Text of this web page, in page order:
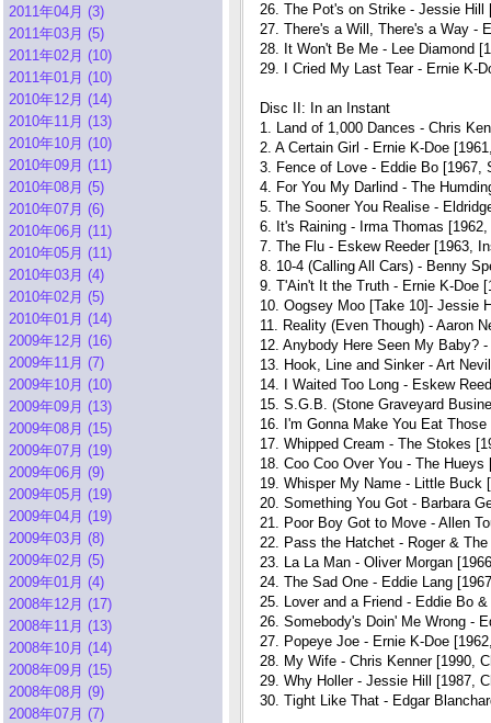
2011年04月 (3)
2011年03月 (5)
2011年02月 (10)
2011年01月 (10)
2010年12月 (14)
2010年11月 (13)
2010年10月 (10)
2010年09月 (11)
2010年08月 (5)
2010年07月 (6)
2010年06月 (11)
2010年05月 (11)
2010年03月 (4)
2010年02月 (5)
2010年01月 (14)
2009年12月 (16)
2009年11月 (7)
2009年10月 (10)
2009年09月 (13)
2009年08月 (15)
2009年07月 (19)
2009年06月 (9)
2009年05月 (19)
2009年04月 (19)
2009年03月 (8)
2009年02月 (5)
2009年01月 (4)
2008年12月 (17)
2008年11月 (13)
2008年10月 (14)
2008年09月 (15)
2008年08月 (9)
2008年07月 (7)
26. The Pot's on Strike - Jessie Hill
27. There's a Will, There's a Way -
28. It Won't Be Me - Lee Diamond
29. I Cried My Last Tear - Ernie K-
Disc II: In an Instant
1. Land of 1,000 Dances - Chris
2. A Certain Girl - Ernie K-Doe
3. Fence of Love - Eddie Bo [1967,
4. For You My Darlind - The
5. The Sooner You Realise -
6. It's Raining - Irma Thomas
7. The Flu - Eskew Reeder [1963,
8. 10-4 (Calling All Cars) - Benny
9. T'Ain't It the Truth - Ernie K-Doe
10. Oogsey Moo [Take 10]- Jessie
11. Reality (Even Though) - Aaron
12. Anybody Here Seen My Baby?
13. Hook, Line and Sinker - Art
14. I Waited Too Long - Eskew
15. S.G.B. (Stone Graveyard
16. I'm Gonna Make You Eat
17. Whipped Cream - The Stokes
18. Coo Coo Over You - The
19. Whisper My Name - Little Buck
20. Something You Got - Barbara
21. Poor Boy Got to Move - Allen
22. Pass the Hatchet - Roger &
23. La La Man - Oliver Morgan
24. The Sad One - Eddie Lang
25. Lover and a Friend - Eddie Bo
26. Somebody's Doin' Me Wrong -
27. Popeye Joe - Ernie K-Doe
28. My Wife - Chris Kenner [1990,
29. Why Holler - Jessie Hill [1987,
30. Tight Like That - Edgar